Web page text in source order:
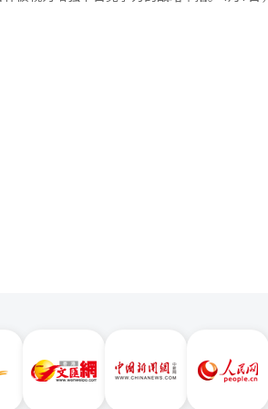
大关注，特别是品牌大型小区和位置优越的小
此次赞助，强化了与Melon平台相关的内容获
样性和用户接触面。随着全球平台音乐内容竞
场地内设立艺术家休息室，提供餐饮和设备
络小说、视频内容等多个领域扩大对创作者的
代表崔秀妍和EBS社长金有烈等出席。Naver
容，并计划通过持续的内容开发扩大知识视频
的搜索、主页和百科等主要服务中，用户可以
着生成型AI服务的扩展，获取准确和验证的数